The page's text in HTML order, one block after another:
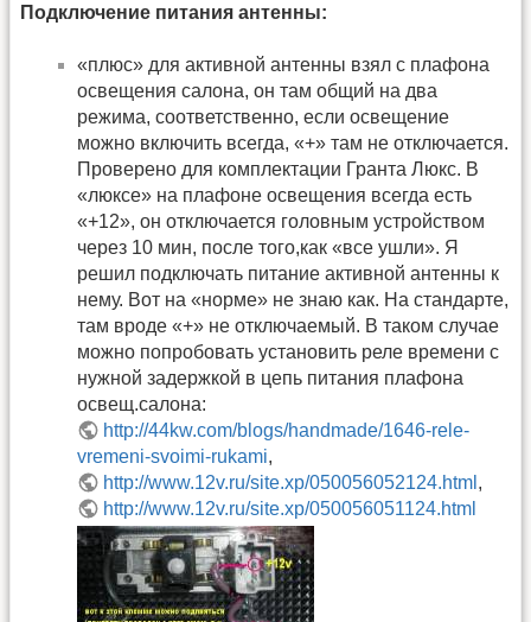
Подключение питания антенны:
«плюс» для активной антенны взял с плафона
освещения салона, он там общий на два
режима, соответственно, если освещение
можно включить всегда, «+» там не отключается.
Проверено для комплектации Гранта Люкс. В
«люксе» на плафоне освещения всегда есть
«+12», он отключается головным устройством
через 10 мин, после того,как «все ушли». Я
решил подключать питание активной антенны к
нему. Вот на «норме» не знаю как. На стандарте,
там вроде «+» не отключаемый. В таком случае
можно попробовать установить реле времени с
нужной задержкой в цепь питания плафона
освещ.салона:
http://44kw.com/blogs/handmade/1646-rele-
vremeni-svoimi-rukami,
http://www.12v.ru/site.xp/050056052124.html ,
http://www.12v.ru/site.xp/050056051124.html